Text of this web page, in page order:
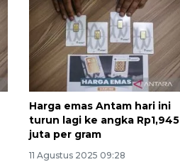
Harga emas Antam hari ini
turun lagi ke angka Rp1,945
juta per gram
11 Agustus 2025 09:28